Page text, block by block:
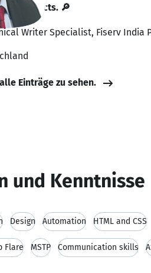
projects. 🔎
Writer Specialist, Fiserv India
Einträge zu sehen.
und Kenntnisse
Design Automation HTML and CSS
Flare MSTP Communication skills